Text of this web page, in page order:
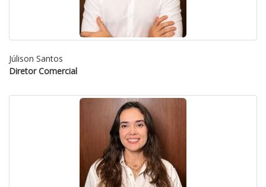
Júlison Santos
Diretor Comercial